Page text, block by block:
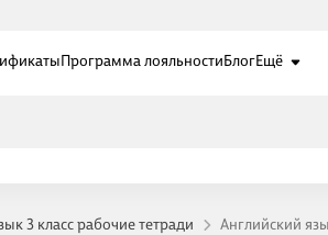
Программа лояльностиБлогЕщё
3 класс рабочие тетради Английский